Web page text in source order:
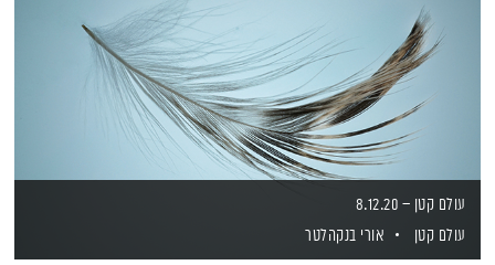
עולם קטן – 8.12.20
עולם קטן
אורי בנקהלטר